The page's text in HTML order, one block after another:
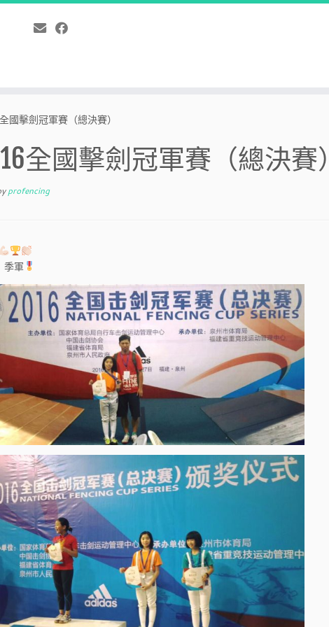
國擊劍冠軍賽（總決賽）
全國擊劍冠軍賽（總決賽）
profencing
季軍